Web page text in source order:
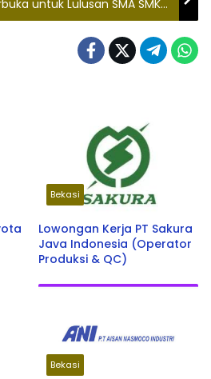
untuk Lulusan SMA SMK
Bekasi
Lowongan Kerja PT Sakura
Java Indonesia (Operator
Produksi & QC)
Bekasi